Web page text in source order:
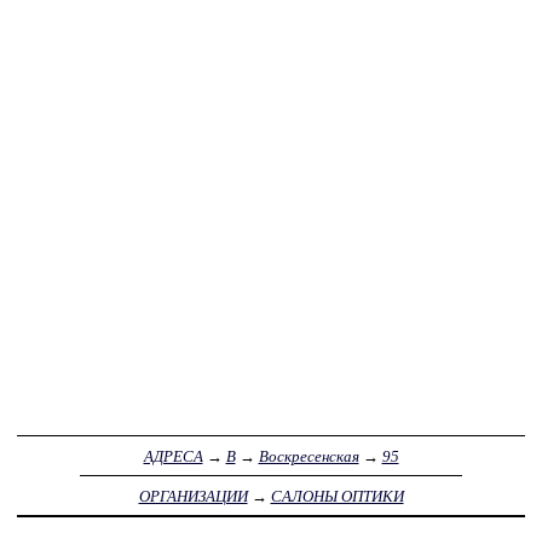
АДРЕСА → В→ Воскресенская→ 95
ОРГАНИЗАЦИИ→ САЛОНЫ ОПТИКИ